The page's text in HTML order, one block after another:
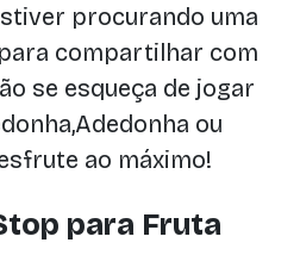
procurando uma
compartilhar com
se esqueça de jogar
ou
ao máximo!
para Fruta